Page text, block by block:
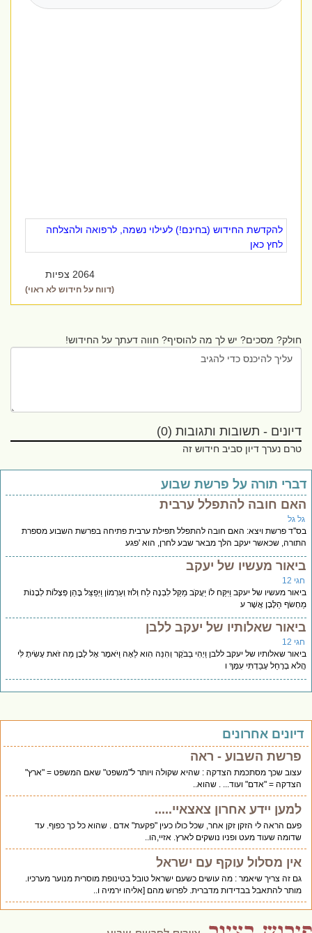
להקדשת החידוש (בחינם!) לעילוי נשמה, לרפואה ולהצלחה
לחץ כאן
2064 צפיות
(דווח על חידוש לא ראוי)
חולק? מסכים? יש לך מה להוסיף? חווה דעתך על החידוש!
דיונים - תשובות ותגובות (0)
טרם נערך דיון סביב חידוש זה
תורה על פרשת שבוע
חובה להתפלל ערבית
גל
פרשת ויצא: האם חובה להתפלל תפילת ערבית פתיחה בפרשת השבוע מספרת
שכאשר יעקב הלך מבאר שבע לחרן, הוא 'פגע
מעשיו של יעקב
12
מעשיו של יעקב וַיִּקַּח לוֹ יַעֲקֹב מַקַּל לִבְנֶה לַח וְלוּז וְעַרְמוֹן וַיְפַצֵּל בָּהֵן פְּצָלוֹת לְבָנוֹת
הַלָּבָן אֲשֶׁר ע
שאלותיו של יעקב ללבן
12
שאלותיו של יעקב ללבן וַיְהִי בַבֹּקֶר וְהִנֵּה הִוא לֵאָה וַיֹּאמֶר אֶל לָבָן מַה זֹּאת עָשִׂיתָ לִּי
בְרָחֵל עָבַדְתִּי עִמָּךְ ו
אחרונים
פרשת השבוע - ראה
עצוב שכך מסתכמת הצדקה : שהיא שקולה ויותר ל"משפט" שאם המשפט = "ארץ"
הצדקה = "אדם" ועוד... . שהוא..
למען יידע אחרון צאצאיי.....
פעם הראה לי הזקן זקן אחר, שכל כולו כעין "פקעת" אדם . שהוא כל כך כפוף. עד
שדומה שעוד מעט ופניו נושקים לארץ. אזיי,הו..
אין מסלול עוקף עם ישראל
גם זה צריך שיאמר : מה עושים כשעם ישראל טובל בטינופת מוסרית מנוער מערכיו.
מותר להתאבל בבדידות מדברית. לפרוש מהם [אליהו ירמיה ו..